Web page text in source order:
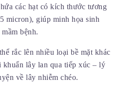
các hạt có kích thước tương
micron), giúp minh họa sinh
bệnh.
rắc lên nhiều loại bề mặt khác
khuẩn lây lan qua tiếp xúc – lý
về lây nhiễm chéo.